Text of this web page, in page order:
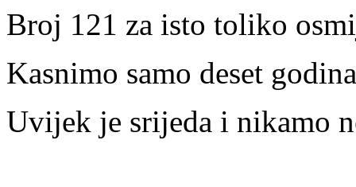
Broj 121 za isto toliko
Kasnimo samo deset
Uvijek je srijeda i nikamo